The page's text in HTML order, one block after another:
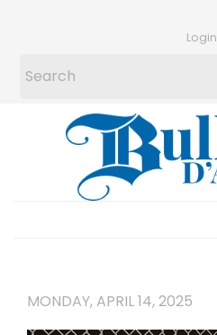
Login
MONDAY, APRIL 14, 2025